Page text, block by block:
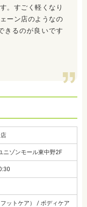
。すごく軽くなり
ーン店のようなの
きるのが良いです
ニゾンモール東中野2F
ットケア） / ボディケア